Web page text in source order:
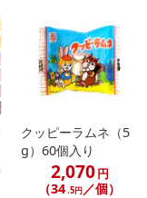
クッピーラムネ（5
g）60個入り
2,070円
（34.5円 ／個）